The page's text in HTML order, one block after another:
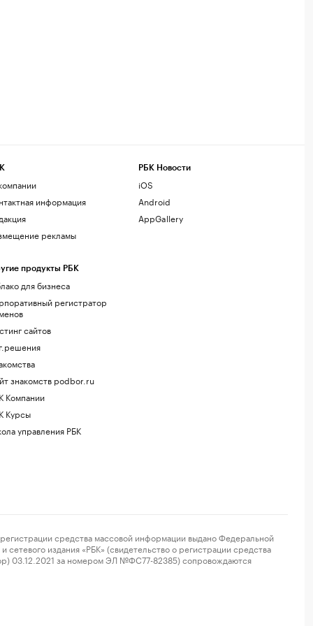
информация
рекламы
продукты РБК
для бизнеса
регистратор
сайтов
знакомств podbor.ru
Компании
Курсы
управления РБК
РБК Новости
iOS
Android
AppGallery
средства массовой информации выдано Федеральной
издания «РБК» (свидетельство о регистрации средства
03.12.2021 за номером ЭЛ №ФС77-82385) сопровождаются